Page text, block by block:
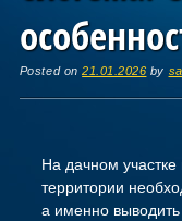
Posted on21.01.2026 by
На дачном
территории
а именно